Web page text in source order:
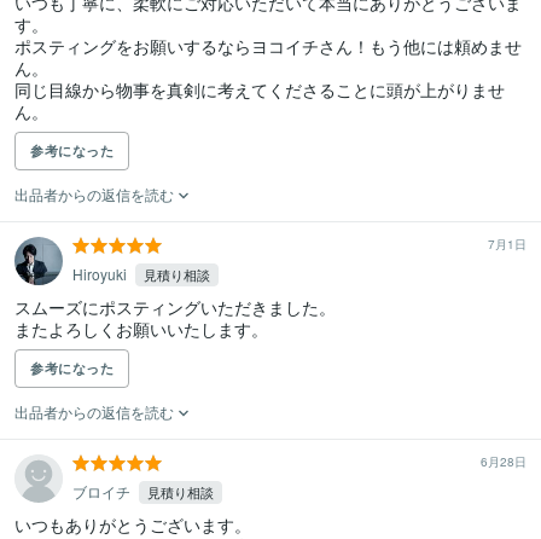
す。
ポスティングをお願いするならヨコイチさん！もう他には頼めませ
ん。
同じ目線から物事を真剣に考えてくださることに頭が上がりませ
ん。
参考になった
出品者からの返信を読む
7月1日
Hiroyuki 見積り相談
スムーズにポスティングいただきました。
またよろしくお願いいたします。
参考になった
出品者からの返信を読む
6月28日
ブロイチ 見積り相談
いつもありがとうございます。